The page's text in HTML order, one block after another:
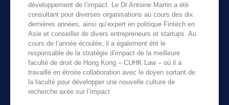
développement de l’impact. Le Dr Antoine Martin a été
consultant pour diverses organisations au cours des dix
dernières années, ainsi qu’expert en politique Fintech en
Asie et conseiller de divers entrepreneurs et startups. Au
cours de l’année écoulée, il a également été le
responsable de la stratégie d’impact de la meilleure
faculté de droit de Hong Kong – CUHK Law – où il a
travaillé en étroite collaboration avec le doyen sortant de
la faculté pour développer une nouvelle culture de
recherche axée sur l’impact